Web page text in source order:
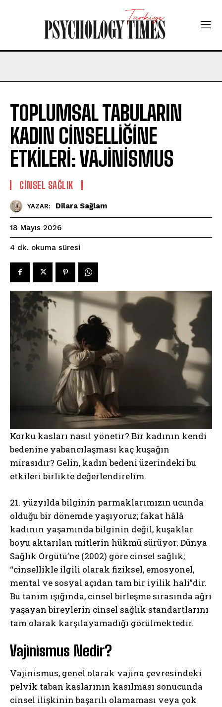
TOPLUMSAL TABULARIN
KADIN CİNSELLİĞİNE
ETKİLERİ: VAJİNİSMUS
CINSEL SAĞLIK
YAZAR: Dilara Sağlam
18 Mayıs 2026
4 dk. okuma süresi
Korku kasları nasıl yönetir? Bir kadının kendi
bedenine yabancılaşması kaç kuşağın
mirasıdır? Gelin, kadın bedeni üzerindeki bu
etkileri birlikte değerlendirelim.
21. yüzyılda bilginin parmaklarımızın ucunda
olduğu bir dönemde yaşıyoruz; fakat hâlâ
kadının yaşamında bilginin değil, kuşaklar
boyu aktarılan mitlerin hükmü sürüyor. Dünya
Sağlık Örgütü’ne (2002) göre cinsel sağlık;
“cinsellikle ilgili olarak fiziksel, emosyonel,
mental ve sosyal açıdan tam bir iyilik hali”dir.
Bu tanım ışığında, cinsel birleşme sırasında ağrı
yaşayan bireylerin cinsel sağlık standartlarını
tam olarak karşılayamadığı görülmektedir.
Vajinismus Nedir?
Vajinismus, genel olarak vajina çevresindeki
pelvik taban kaslarının kasılması sonucunda
cinsel ilişkinin başarılı olamaması veya çok